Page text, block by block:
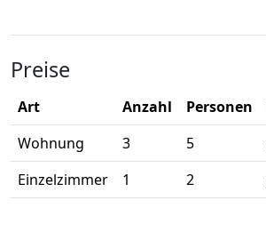
Preise
Art Anzahl Personen
Wohnung
3 5
Einzelzimmer
1 2